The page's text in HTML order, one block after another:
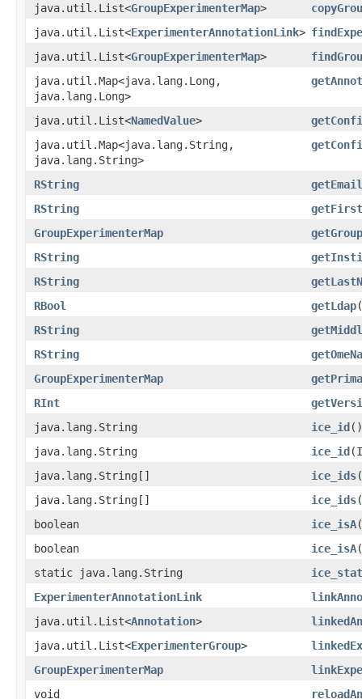
java.util.List<GroupExperimenterMap>
java.util.List<ExperimenterAnnotationLink>
java.util.List<GroupExperimenterMap>
java.util.Map<java.lang.Long,​
java.lang.Long>
java.util.List<NamedValue>
java.util.Map<java.lang.String,​
java.lang.String>
RString
getEmail
RString
GroupExperimenterMap
RString
RString
RBool
getLdap
RString
RString
GroupExperimenterMap
RInt
java.lang.String
ice_id()
java.lang.String
ice_id
java.lang.String[]
ice_ids
java.lang.String[]
ice_ids
boolean
ice_isA
boolean
ice_isA
static java.lang.String
ExperimenterAnnotationLink
java.util.List<Annotation>
java.util.List<ExperimenterGroup>
GroupExperimenterMap
void